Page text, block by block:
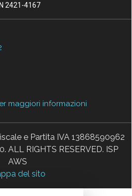
2421-4167
maggiori informazioni
e Partita IVA 13868590962
RIGHTS RESERVED. ISP
AWS
del sito